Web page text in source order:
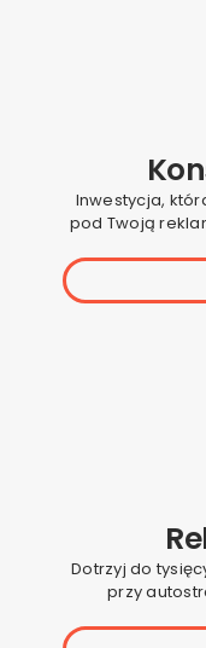
Inwestycja,
pod Twoją
Dotrzyj do
przy